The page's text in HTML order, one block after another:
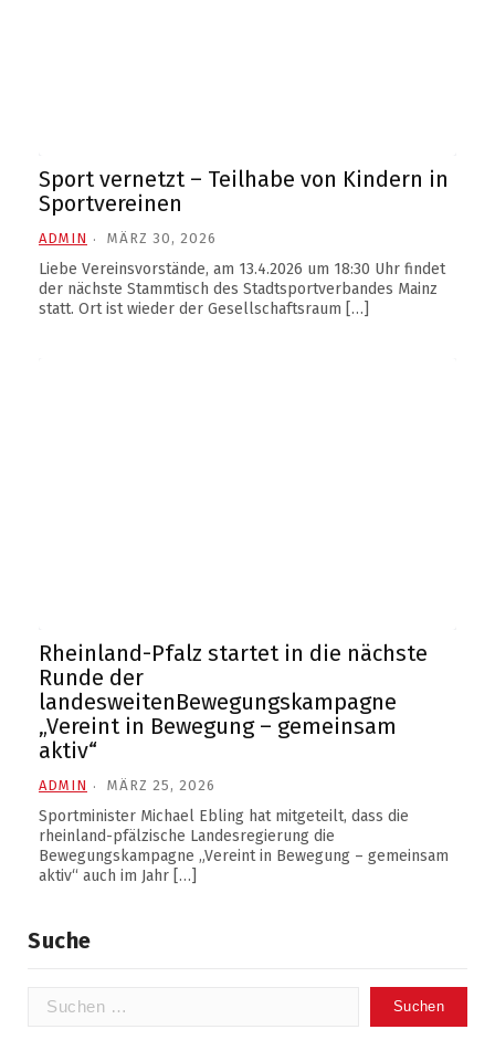
Sport vernetzt – Teilhabe von Kindern in
Sportvereinen
ADMIN MÄRZ 30, 2026
Liebe Vereinsvorstände, am 13.4.2026 um 18:30 Uhr findet
der nächste Stammtisch des Stadtsportverbandes Mainz
statt. Ort ist wieder der Gesellschaftsraum […]
Rheinland-Pfalz startet in die nächste
Runde der
landesweitenBewegungskampagne
„Vereint in Bewegung – gemeinsam
aktiv“
ADMIN MÄRZ 25, 2026
Sportminister Michael Ebling hat mitgeteilt, dass die
rheinland-pfälzische Landesregierung die
Bewegungskampagne „Vereint in Bewegung – gemeinsam
aktiv“ auch im Jahr […]
Suche
Suchen